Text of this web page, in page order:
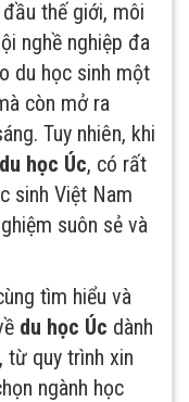
thế giới, môi
nghề nghiệp đa
du học sinh một
còn mở ra
Tuy nhiên, khi
du học Úc, có rất
sinh Việt Nam
suôn sẻ và
tìm hiểu và
du học Úc dành
từ quy trình xin
ngành học